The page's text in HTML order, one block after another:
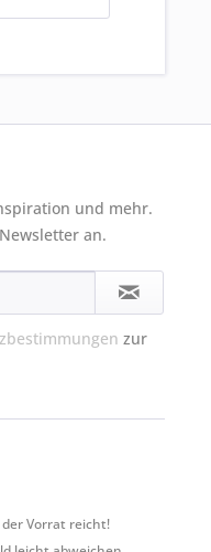
und mehr.
an.
zur
Vorrat reicht!